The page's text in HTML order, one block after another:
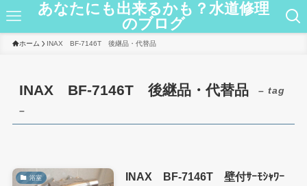
あなたにも出来るかも？水道修理
のブログ
ホーム INAX BF-7146T 後継品・代替品
INAX BF-7146T 後継品・代替品
– tag
–
浴室
INAX BF-7146T 壁付ｻｰﾓｼｬﾜｰ